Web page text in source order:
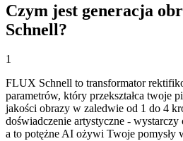
Czym jest generacja
Schnell?
1
FLUX Schnell to transformator
parametrów, który przekształca twoje
jakości obrazy w zaledwie od 1 do 4
doświadczenie artystyczne - wystarczy
a to potężne AI ożywi Twoje pomysły